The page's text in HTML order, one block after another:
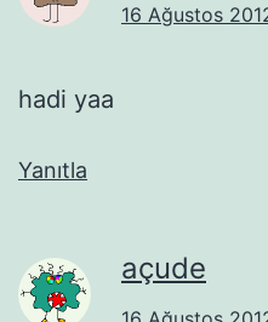
16 Ağustos
hadi yaa
Yanıtla
açude